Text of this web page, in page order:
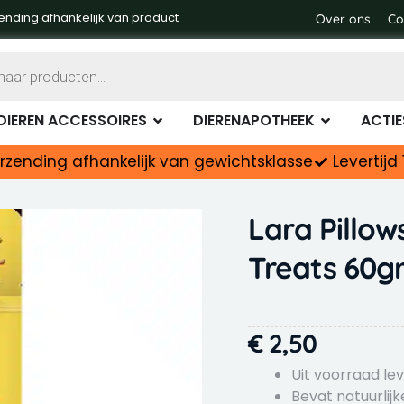
afhankelijk van product Over ons
ACCESSOIRES Open Dieren accessoires
DIERENAPOTHEEK Open
afhankelijk van gewichtsklasse Levertijd
Lara
Treats
€2,50
Uit voorraad
Bevat